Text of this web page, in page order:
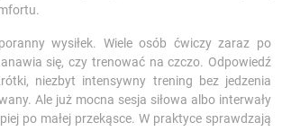
wysiłek. Wiele osób ćwiczy zaraz po
się, czy trenować na czczo. Odpowiedź
niezbyt intensywny trening bez jedzenia
Ale już mocna sesja siłowa albo interwały
po małej przekąsce. W praktyce sprawdzają